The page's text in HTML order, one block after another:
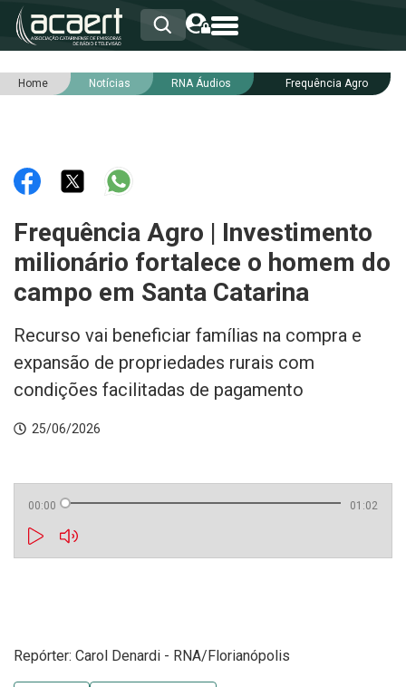
HOME
RNA
NOTÍCIAS
SERVIÇOS
INTEGRIDADE
Home Notícias RNA Áudios Frequência Agro
Frequência Agro | Investimento
milionário fortalece o homem do
campo em Santa Catarina
Recurso vai beneficiar famílias na compra e
expansão de propriedades rurais com
condições facilitadas de pagamento
25/06/2026
00:00 01:02
Repórter: Carol Denardi - RNA/Florianópolis